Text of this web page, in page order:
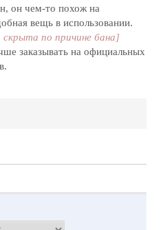
он чем-то похож на
вещь в использовании.
скрыта по причине бана]
заказывать на официальных